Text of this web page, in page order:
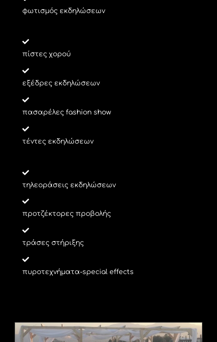
φωτισμός εκδηλώσεων
πίστες χορού
εξέδρες εκδηλώσεων
πασαρέλες fashion show
τέντες εκδηλώσεων
τηλεοράσεις εκδηλώσεων
προτζέκτορες προβολής
τράσες στήριξης
πυροτεχνήματα-special effects